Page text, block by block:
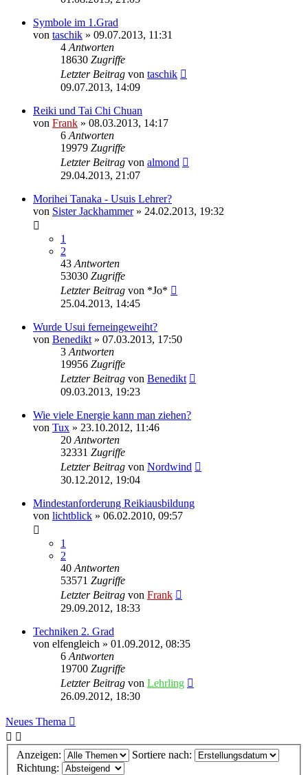
Symbole im 1.Grad
von taschik » 09.07.2013, 11:31
4 Antworten
18630 Zugriffe
Letzter Beitrag von taschik
09.07.2013, 14:09
Reiki und Tai Chi Chuan
von Frank » 08.03.2013, 14:17
6 Antworten
19979 Zugriffe
Letzter Beitrag von almond
29.04.2013, 21:07
Morihei Tanaka - Usuis Lehrer?
von Sister Jackhammer» 24.02.2013, 19:32
1
2
43 Antworten
53030 Zugriffe
Letzter Beitrag von *Jo*
25.04.2013, 14:45
Wurde Usui ferneingeweiht?
von Benedikt » 07.03.2013, 17:50
3 Antworten
19956 Zugriffe
Letzter Beitrag von Benedikt
09.03.2013, 19:23
Wie viele Energie kann man ziehen?
von Tux » 23.10.2012, 11:46
20 Antworten
32331 Zugriffe
Letzter Beitrag von Nordwind
30.12.2012, 19:04
Mindestanforderung Reikiausbildung
von lichtblick » 06.02.2010, 09:57
1
2
40 Antworten
53571 Zugriffe
Letzter Beitrag von Frank
29.09.2012, 18:33
Techniken 2. Grad
von elfengleich » 01.09.2012, 08:35
6 Antworten
19700 Zugriffe
Letzter Beitrag von Lehrling
26.09.2012, 18:30
Neues Thema
Anzeigen:
Sortiere nach:
Richtung: